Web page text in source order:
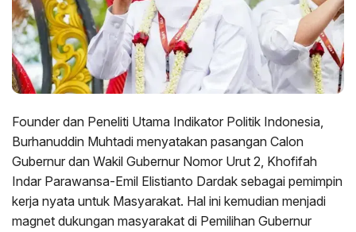
Founder dan Peneliti Utama Indikator Politik Indonesia,
Burhanuddin Muhtadi menyatakan pasangan Calon
Gubernur dan Wakil Gubernur Nomor Urut 2, Khofifah
Indar Parawansa-Emil Elistianto Dardak sebagai pemimpin
kerja nyata untuk Masyarakat. Hal ini kemudian menjadi
magnet dukungan masyarakat di Pemilihan Gubernur